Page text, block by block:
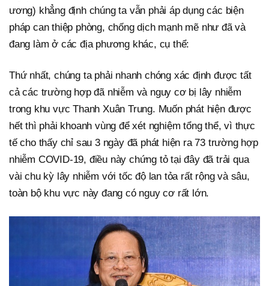
ương) khẳng định chúng ta vẫn phải áp dụng các biện
pháp can thiệp phòng, chống dịch mạnh mẽ như đã và
đang làm ở các địa phương khác, cụ thể:
Thứ nhất, chúng ta phải nhanh chóng xác định được tất
cả các trường hợp đã nhiễm và nguy cơ bị lây nhiễm
trong khu vực Thanh Xuân Trung. Muốn phát hiện được
hết thì phải khoanh vùng để xét nghiệm tổng thể, vì thực
tế cho thấy chỉ sau 3 ngày đã phát hiện ra 73 trường hợp
nhiễm COVID-19, điều này chứng tỏ tại đây đã trải qua
vài chu kỳ lây nhiễm với tốc độ lan tỏa rất rộng và sâu,
toàn bộ khu vực này đang có nguy cơ rất lớn.